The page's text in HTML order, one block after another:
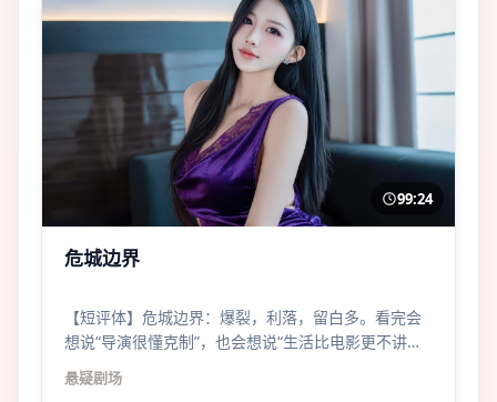
99:24
危城边界
【短评体】危城边界：爆裂，利落，留白多。看完会
想说“导演很懂克制”，也会想说“生活比电影更不讲
理”。
悬疑剧场